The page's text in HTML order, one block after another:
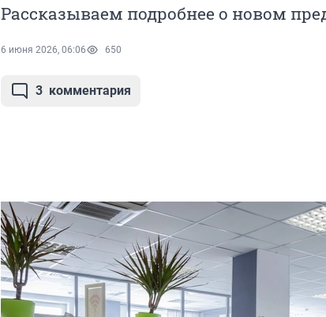
Рассказываем подробнее о новом
6 июня 2026, 06:06 650
3 комментария